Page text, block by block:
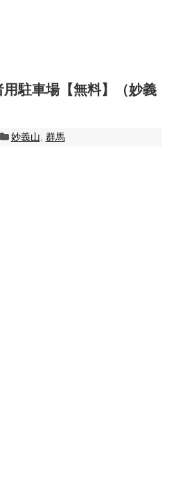
駐車場【無料】（妙義
妙義山 群馬